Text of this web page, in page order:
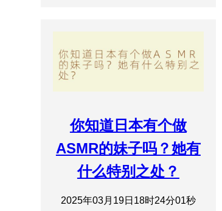
你知道日本有个做
ASMR的妹子吗？她有
什么特别之处？
2025年03月19日18时24分01秒